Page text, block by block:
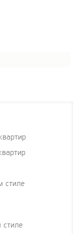
стиле
стиле